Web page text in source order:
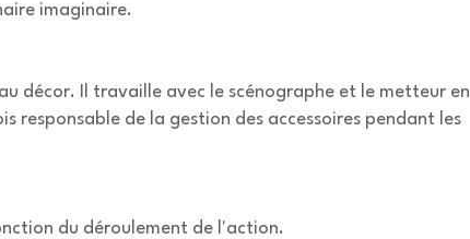
imaginaire.
décor. Il travaille avec le scénographe et le metteur
responsable de la gestion des accessoires pendant les
du déroulement de l'action.